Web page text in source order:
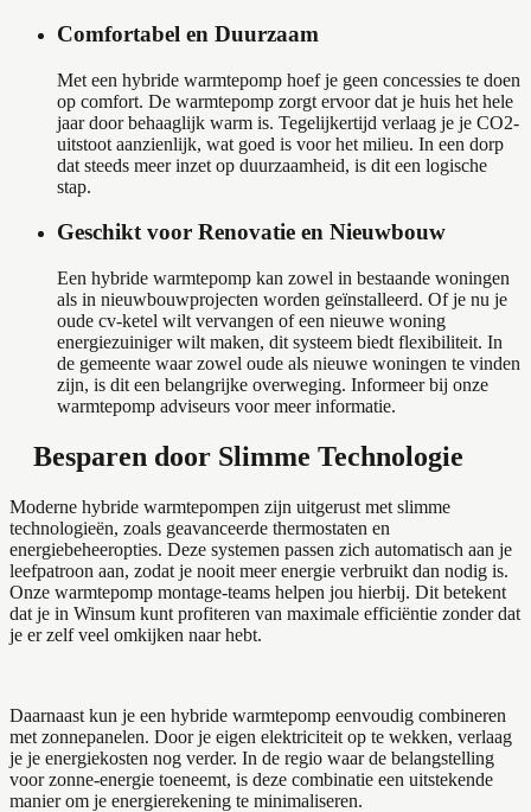
Comfortabel en Duurzaam
Met een hybride warmtepomp hoef je geen concessies te doen
op comfort. De warmtepomp zorgt ervoor dat je huis het hele
jaar door behaaglijk warm is. Tegelijkertijd verlaag je je CO2-
uitstoot aanzienlijk, wat goed is voor het milieu. In een dorp
dat steeds meer inzet op duurzaamheid, is dit een logische
stap.
Geschikt voor Renovatie en Nieuwbouw
Een hybride warmtepomp kan zowel in bestaande woningen
als in nieuwbouwprojecten worden geïnstalleerd. Of je nu je
oude cv-ketel wilt vervangen of een nieuwe woning
energiezuiniger wilt maken, dit systeem biedt flexibiliteit. In
de gemeente waar zowel oude als nieuwe woningen te vinden
zijn, is dit een belangrijke overweging. Informeer bij onze
warmtepomp adviseurs voor meer informatie.
Besparen door Slimme Technologie
Moderne hybride warmtepompen zijn uitgerust met slimme
technologieën, zoals geavanceerde thermostaten en
energiebeheeropties. Deze systemen passen zich automatisch aan je
leefpatroon aan, zodat je nooit meer energie verbruikt dan nodig is.
Onze warmtepomp montage-teams helpen jou hierbij. Dit betekent
dat je in Winsum kunt profiteren van maximale efficiëntie zonder dat
je er zelf veel omkijken naar hebt.
Daarnaast kun je een hybride warmtepomp eenvoudig combineren
met zonnepanelen. Door je eigen elektriciteit op te wekken, verlaag
je je energiekosten nog verder. In de regio waar de belangstelling
voor zonne-energie toeneemt, is deze combinatie een uitstekende
manier om je energierekening te minimaliseren.